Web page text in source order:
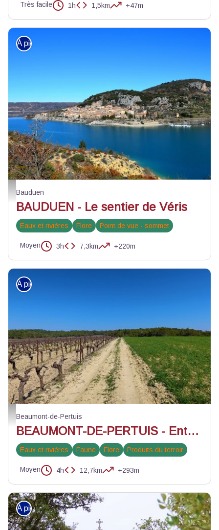
Très facile 1h 1,5km +47m
Bauduen, un village sur le lac - ©Stefano Blanc - PNR Verdon
À pied
Bauduen
BAUDUEN - Le sentier de Véris
Eaux et rivières Flore Point de vue - sommet
Moyen 3h 7,3km +220m
Champ et vignes - ©Axelle Baumard - PNR Luberon
À pied
Beaumont-de-Pertuis
BEAUMONT-DE-PERTUIS - Entre collines boisées et cultures ancestrales
Eaux et rivières Faune Flore Produits du terroir
Moyen 4h 12,7km +293m
À pied